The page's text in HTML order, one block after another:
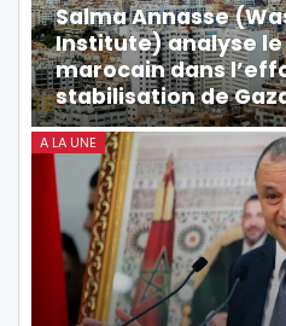
Salma Annasse
Institute) analyse
marocain dans
stabilisation de
A LA UNE